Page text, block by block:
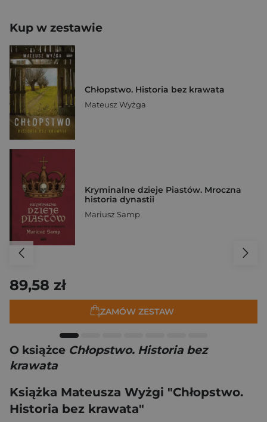
Kup w zestawie
Chłopstwo. Historia bez krawata
Mateusz Wyżga
Kryminalne dzieje Piastów. Mroczna
historia dynastii
Mariusz Samp
89,58 zł
ZAMÓW ZESTAW
O książce Chłopstwo. Historia bez
krawata
Książka Mateusza Wyżgi "Chłopstwo.
Historia bez krawata"